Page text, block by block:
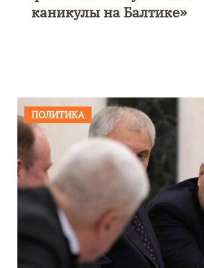
каникулы на Балтике»
ПОЛИТИКА